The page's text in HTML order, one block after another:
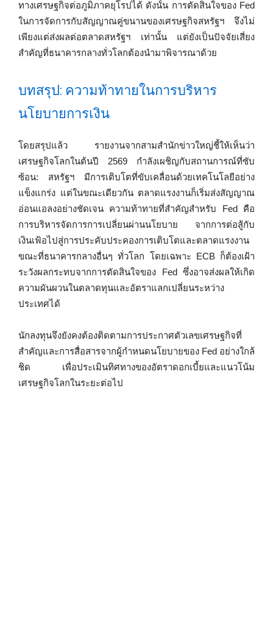
ทางเศรษฐกิจต่อภูมิภาคยุโรปได้ ดังนั้น การตัดสินใจของ Fed
ในการจัดการกับสัญญาณคู่ขนานของเศรษฐกิจสหรัฐฯ จึงไม่
เพียงแต่ส่งผลต่อตลาดสหรัฐฯ เท่านั้น แต่ยังเป็นปัจจัยเสี่ยง
สำคัญที่ธนาคารกลางทั่วโลกต้องนำมาพิจารณาด้วย
บทสรุป: ความท้าทายในการบริหาร
นโยบายการเงิน
โดยสรุปแล้ว รายงานจากสามสำนักข่าวใหญ่ชี้ให้เห็นว่า
เศรษฐกิจโลกในต้นปี 2569 กำลังเผชิญกับสถานการณ์ที่ซับ
ซ้อน: สหรัฐฯ มีการเติบโตที่ขับเคลื่อนด้วยเทคโนโลยีอย่าง
แข็งแกร่ง แต่ในขณะเดียวกัน ตลาดแรงงานก็เริ่มส่งสัญญาณ
อ่อนแอลงอย่างชัดเจน ความท้าทายที่สำคัญสำหรับ Fed คือ
การบริหารจัดการการเปลี่ยนผ่านนโยบาย จากการต่อสู้กับ
เงินเฟ้อไปสู่การประคับประคองการเติบโตและตลาดแรงงาน
ขณะที่ธนาคารกลางอื่นๆ ทั่วโลก โดยเฉพาะ ECB ก็ต้องเฝ้า
ระวังผลกระทบจากการตัดสินใจของ Fed ซึ่งอาจส่งผลให้เกิด
ความผันผวนในตลาดทุนและอัตราแลกเปลี่ยนระหว่าง
ประเทศได้
นักลงทุนจึงยังคงต้องติดตามการประกาศตัวเลขเศรษฐกิจที่
สำคัญและการสื่อสารจากผู้กำหนดนโยบายของ Fed อย่างใกล้
ชิด เพื่อประเมินทิศทางของอัตราดอกเบี้ยและแนวโน้ม
เศรษฐกิจโลกในระยะต่อไป